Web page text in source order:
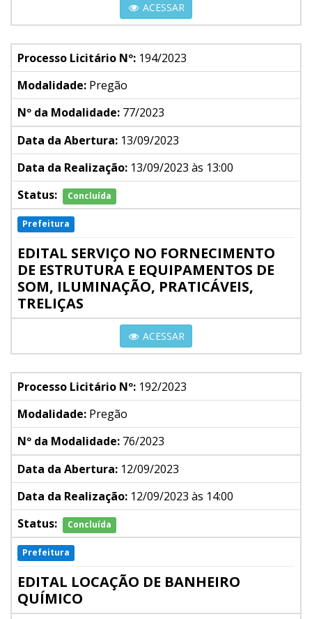
ACESSAR
Processo Licitário Nº: 194/2023
Modalidade: Pregão
Nº da Modalidade: 77/2023
Data da Abertura: 13/09/2023
Data da Realização: 13/09/2023 às 13:00
Status:
Concluída
Prefeitura
EDITAL SERVIÇO NO FORNECIMENTO
DE ESTRUTURA E EQUIPAMENTOS DE
SOM, ILUMINAÇÃO, PRATICÁVEIS,
TRELIÇAS
ACESSAR
Processo Licitário Nº: 192/2023
Modalidade: Pregão
Nº da Modalidade: 76/2023
Data da Abertura: 12/09/2023
Data da Realização: 12/09/2023 às 14:00
Status:
Concluída
Prefeitura
EDITAL LOCAÇÃO DE BANHEIRO
QUÍMICO